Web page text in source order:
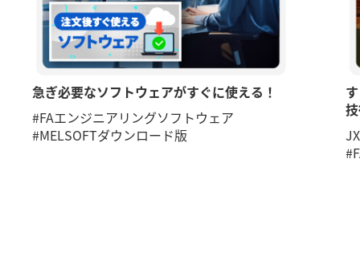
急ぎ必要なソフトウェアがすぐに使える！
#FAエンジニアリングソフトウェア
#MELSOFTダウンロード版